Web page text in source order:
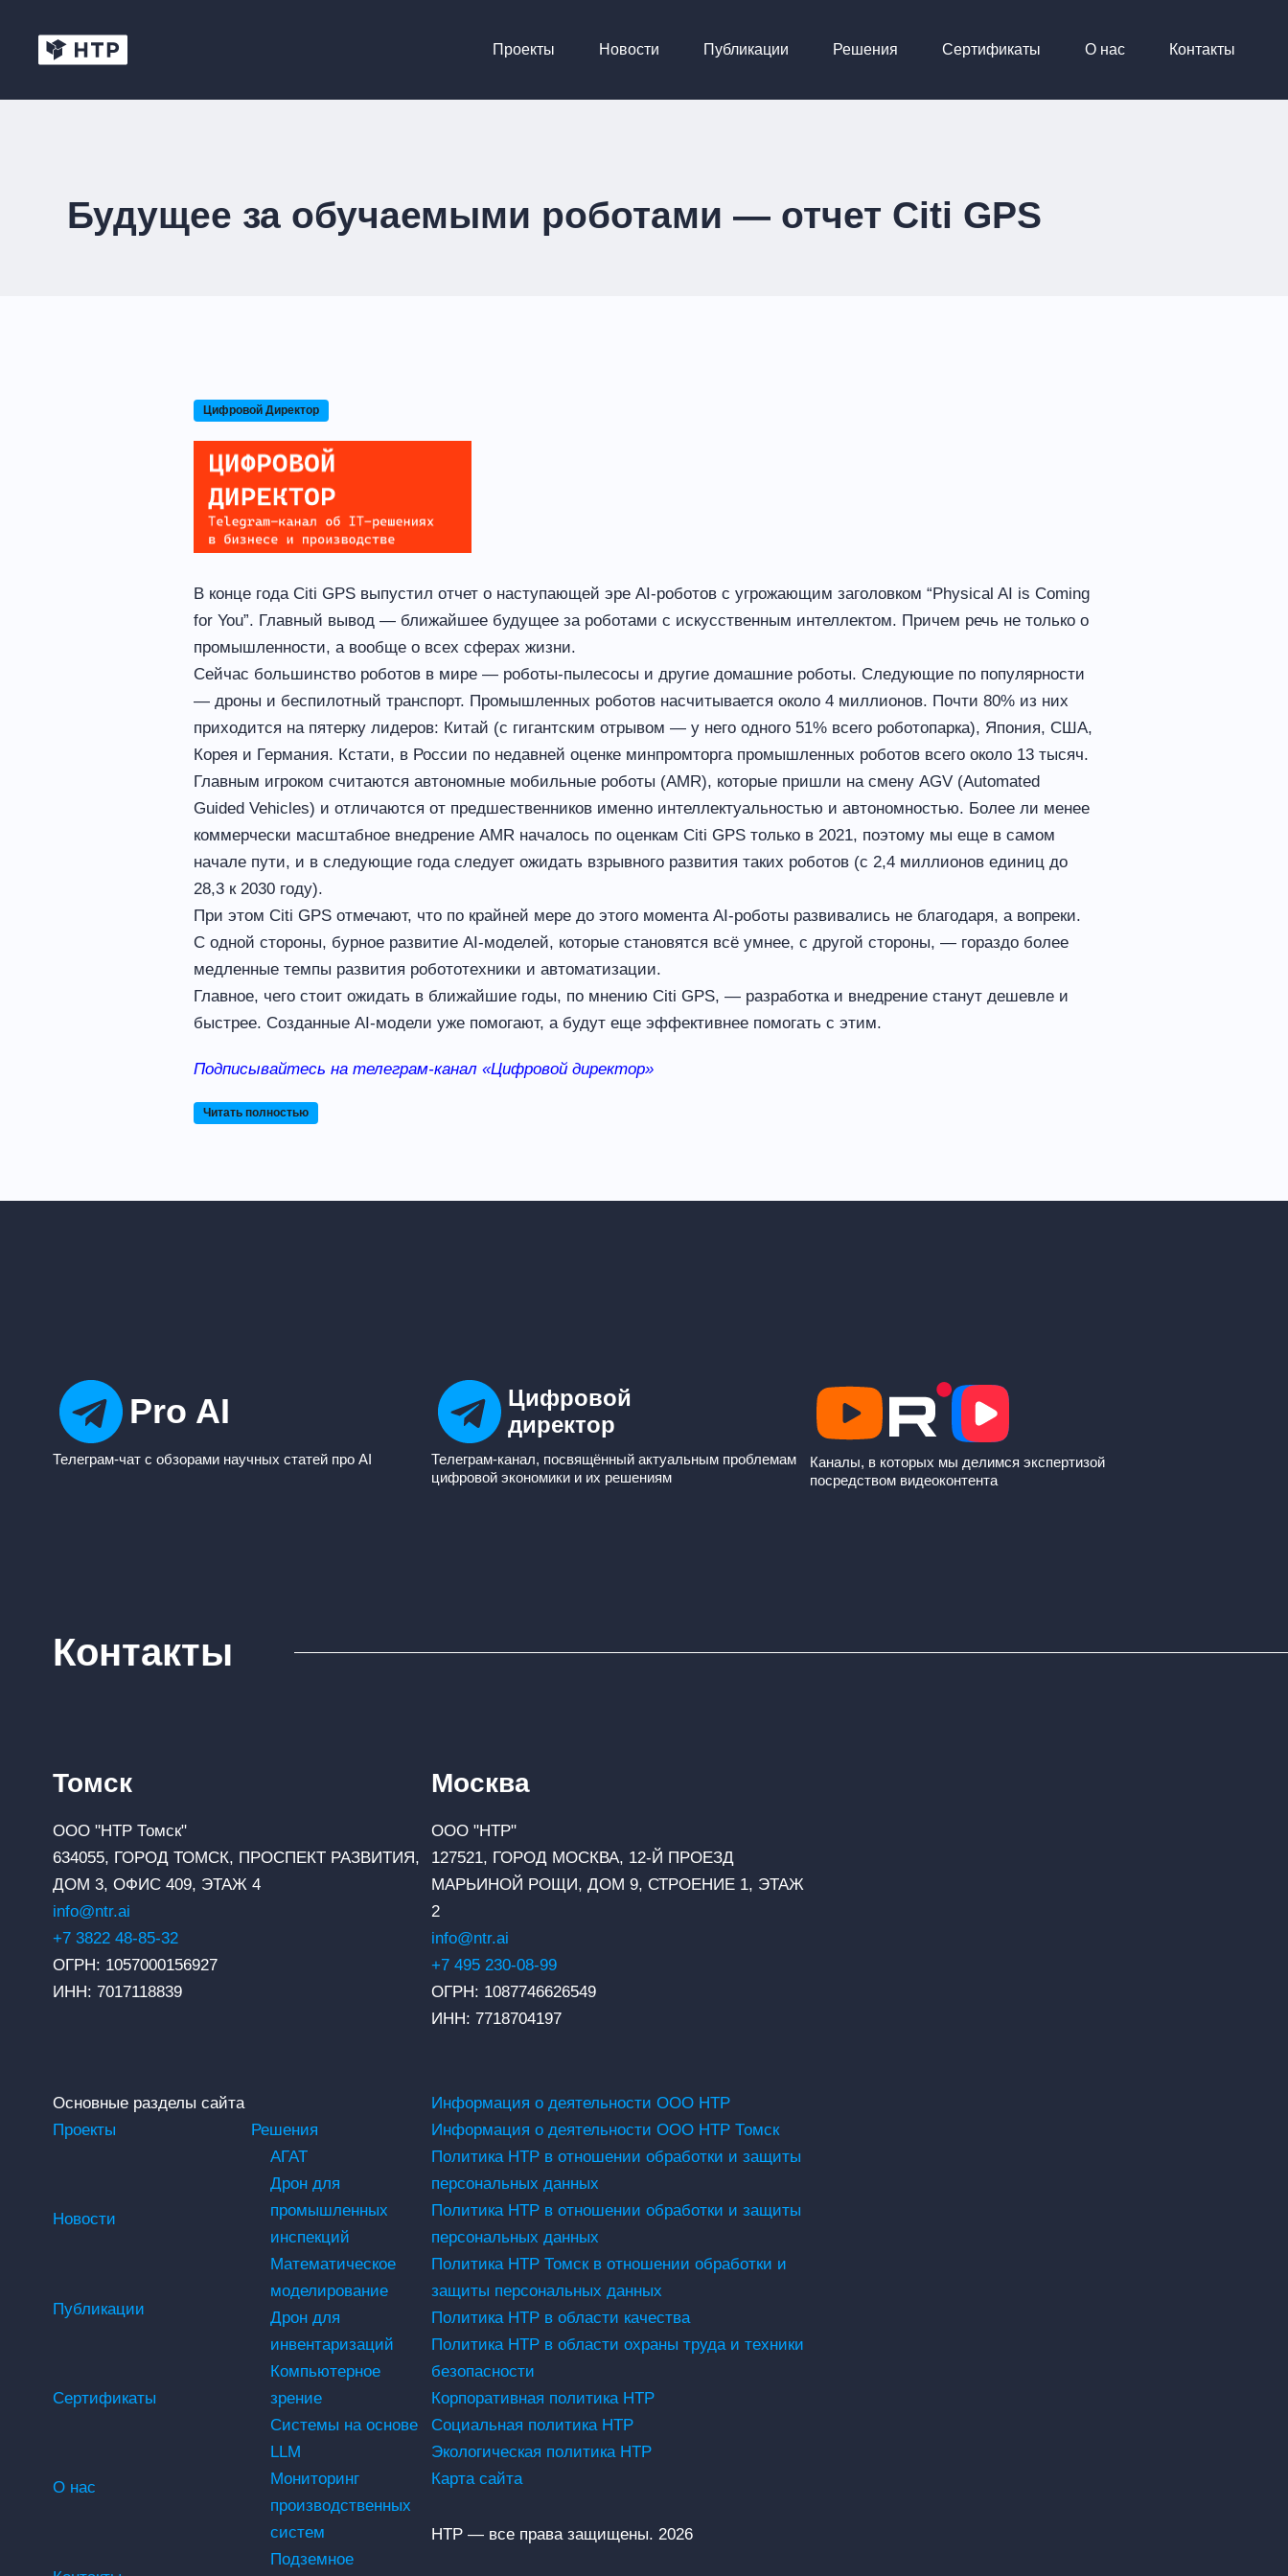
Проекты Новости Публикации Решения Сертификаты О нас Контакты
Будущее за обучаемыми роботами — отчет Citi GPS
Цифровой Директор
В конце года Citi GPS выпустил отчет о наступающей эре AI-роботов с угрожающим заголовком “Physical AI is Coming
for You”. Главный вывод — ближайшее будущее за роботами с искусственным интеллектом. Причем речь не только о
промышленности, а вообще о всех сферах жизни.
Сейчас большинство роботов в мире — роботы-пылесосы и другие домашние роботы. Следующие по популярности
— дроны и беспилотный транспорт. Промышленных роботов насчитывается около 4 миллионов. Почти 80% из них
приходится на пятерку лидеров: Китай (с гигантским отрывом — у него одного 51% всего роботопарка), Япония, США,
Корея и Германия. Кстати, в России по недавней оценке минпромторга промышленных роботов всего около 13 тысяч.
Главным игроком считаются автономные мобильные роботы (AMR), которые пришли на смену AGV (Automated
Guided Vehicles) и отличаются от предшественников именно интеллектуальностью и автономностью. Более ли менее
коммерчески масштабное внедрение AMR началось по оценкам Citi GPS только в 2021, поэтому мы еще в самом
начале пути, и в следующие года следует ожидать взрывного развития таких роботов (с 2,4 миллионов единиц до
28,3 к 2030 году).
При этом Citi GPS отмечают, что по крайней мере до этого момента AI-роботы развивались не благодаря, а вопреки.
С одной стороны, бурное развитие AI-моделей, которые становятся всё умнее, с другой стороны, — гораздо более
медленные темпы развития робототехники и автоматизации.
Главное, чего стоит ожидать в ближайшие годы, по мнению Citi GPS, — разработка и внедрение станут дешевле и
быстрее. Созданные AI-модели уже помогают, а будут еще эффективнее помогать с этим.
Подписывайтесь на телеграм-канал «Цифровой директор»
Читать полностью
Pro AI
Телеграм-чат с обзорами научных статей про AI
Цифровой
директор
Телеграм-канал, посвящённый актуальным проблемам
цифровой экономики и их решениям
Каналы, в которых мы делимся экспертизой
посредством видеоконтента
Контакты
Томск
ООО "НТР Томск"
634055, ГОРОД ТОМСК, ПРОСПЕКТ РАЗВИТИЯ,
ДОМ 3, ОФИС 409, ЭТАЖ 4
info@ntr.ai
+7 3822 48-85-32
ОГРН: 1057000156927
ИНН: 7017118839
Москва
ООО "НТР"
127521, ГОРОД МОСКВА, 12-Й ПРОЕЗД
МАРЬИНОЙ РОЩИ, ДОМ 9, СТРОЕНИЕ 1, ЭТАЖ
2
info@ntr.ai
+7 495 230-08-99
ОГРН: 1087746626549
ИНН: 7718704197
Основные разделы сайта
Проекты
Новости
Публикации
Решения
АГАТ
Дрон для
промышленных
инспекций
Математическое
моделирование
Дрон для
инвентаризаций
Компьютерное
зрение
Системы на основе
LLM
Мониторинг
производственных
систем
Подземное
Сертификаты
О нас
Информация о деятельности ООО НТР
Информация о деятельности ООО НТР Томск
Политика НТР в отношении обработки и защиты
персональных данных
Политика НТР в отношении обработки и защиты
персональных данных
Политика НТР Томск в отношении обработки и
защиты персональных данных
Политика НТР в области качества
Политика НТР в области охраны труда и техники
безопасности
Корпоративная политика НТР
Социальная политика НТР
Экологическая политика НТР
Карта сайта
НТР — все права защищены. 2026